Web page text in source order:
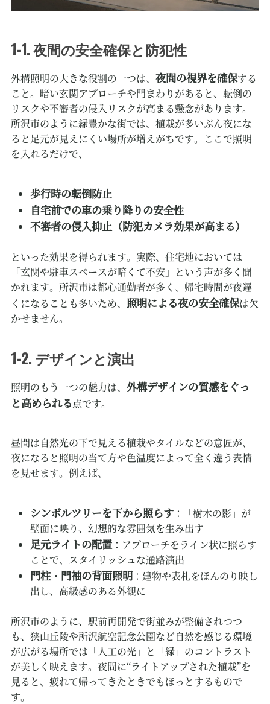
1-1. 夜間の安全確保と防犯性
外構照明の大きな役割の一つは、 夜間の視界を確保する
こと。暗い玄関アプローチや門まわりがあると、転倒の
リスクや不審者の侵入リスクが高まる懸念があります。
所沢市のように緑豊かな街では、植栽が多いぶん夜にな
ると足元が見えにくい場所が増えがちです。ここで照明
を入れるだけで、
歩行時の転倒防止
自宅前での車の乗り降りの安全性
不審者の侵入抑止（防犯カメラ効果が高まる）
といった効果を得られます。実際、住宅地においては
「玄関や駐車スペースが暗くて不安」という声が多く聞
かれます。所沢市は都心通勤者が多く、帰宅時間が夜遅
くになることも多いため、 照明による夜の安全確保は欠
かせません。
1-2. デザインと演出
照明のもう一つの魅力は、 外構デザインの質感をぐっ
と高められる点です。
昼間は自然光の下で見える植栽やタイルなどの意匠が、
夜になると照明の当て方や色温度によって全く違う表情
を見せます。例えば、
シンボルツリーを下から照らす：「樹木の影」が
壁面に映り、幻想的な雰囲気を生み出す
足元ライトの配置：アプローチをライン状に照らす
ことで、スタイリッシュな通路演出
門柱・門袖の背面照明：建物や表札をほんのり映し
出し、高級感のある外観に
所沢市のように、駅前再開発で街並みが整備されつつ
も、狭山丘陵や所沢航空記念公園など自然を感じる環境
が広がる場所では「人工の光」と「緑」のコントラスト
が美しく映えます。夜間に“ライトアップされた植栽”を
見ると、疲れて帰ってきたときでもほっとするもので
す。